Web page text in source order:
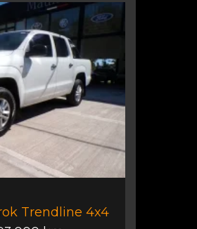
Trendline 4x4